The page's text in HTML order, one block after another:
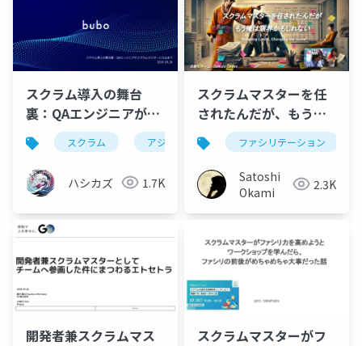
スクラム導入の舞台
裏：QAエンジニアがス
クラムマスターになる
まで
スクラム アジャイル qaエンジニア
ハシカズ 1.7K
スクラムマスターを任
されたんだが、もう俺
は限界かもしれない
ファシリテーション
Satoshi
Okami
2.3K
開発者兼スクラムマス
スクラムマスターがフ